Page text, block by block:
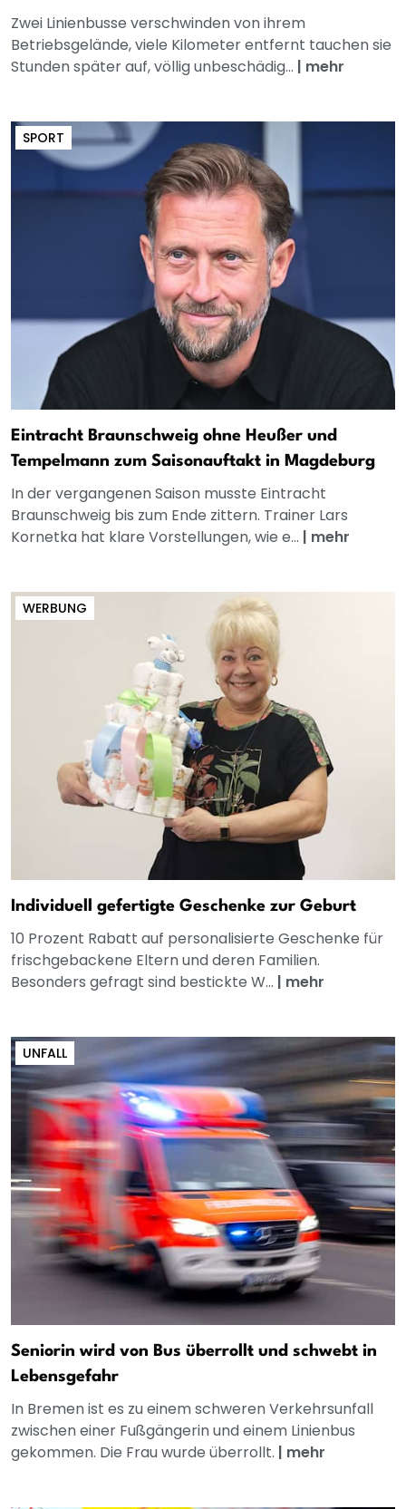
Zwei Linienbusse verschwinden von ihrem
Betriebsgelände, viele Kilometer entfernt tauchen sie
Stunden später auf, völlig unbeschädig... | mehr
SPORT
Eintracht Braunschweig ohne Heußer und
Tempelmann zum Saisonauftakt in Magdeburg
In der vergangenen Saison musste Eintracht
Braunschweig bis zum Ende zittern. Trainer Lars
Kornetka hat klare Vorstellungen, wie e... | mehr
WERBUNG
Individuell gefertigte Geschenke zur Geburt
10 Prozent Rabatt auf personalisierte Geschenke für
frischgebackene Eltern und deren Familien.
Besonders gefragt sind bestickte W... | mehr
UNFALL
Seniorin wird von Bus überrollt und schwebt in
Lebensgefahr
In Bremen ist es zu einem schweren Verkehrsunfall
zwischen einer Fußgängerin und einem Linienbus
gekommen. Die Frau wurde überrollt. | mehr